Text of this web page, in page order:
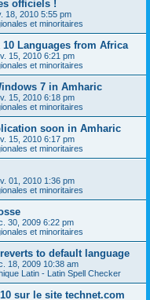
officiels !
18, 2010 5:55 pm
et minoritaires
Languages from Africa
15, 2010 6:21 pm
et minoritaires
7 in Amharic
15, 2010 6:18 pm
et minoritaires
soon in Amharic
15, 2010 6:17 pm
et minoritaires
01, 2010 1:36 pm
et minoritaires
30, 2009 6:22 pm
et minoritaires
to default language
18, 2009 10:38 am
Latin - Latin Spell Checker
sur le site technet.com